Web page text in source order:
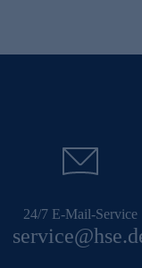
24/7 E-Mail-Service